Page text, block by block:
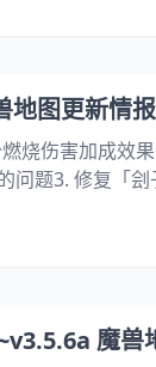
新日志通用修复
图更新情
烧伤害加成效
问题3. 修复「
魔兽